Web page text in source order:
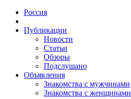
Россия
Публикации
Новости
Статьи
Обзоры
Подслушано
Объявления
Знакомства с мужчинами
Знакомства с женщинами